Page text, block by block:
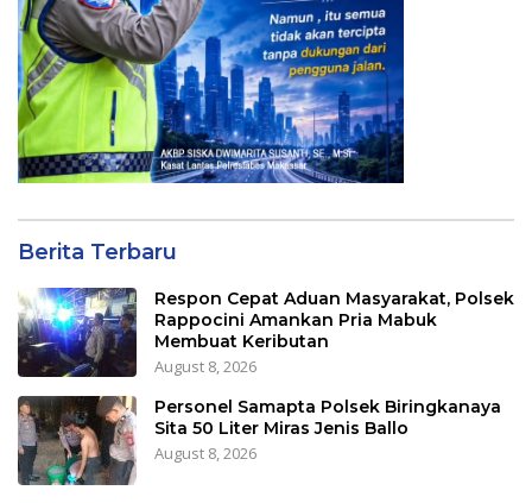
Berita Terbaru
Respon Cepat Aduan Masyarakat, Polsek
Rappocini Amankan Pria Mabuk
Membuat Keributan
August 8, 2026
Personel Samapta Polsek Biringkanaya
Sita 50 Liter Miras Jenis Ballo
August 8, 2026